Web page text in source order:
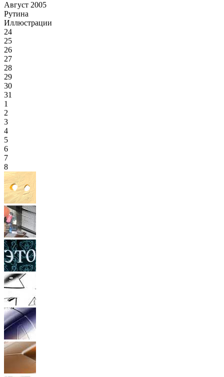
Август 2005
Рутина
Иллюстрации
24
25
26
27
28
29
30
31
1
2
3
4
5
6
7
8